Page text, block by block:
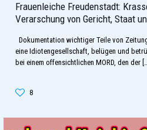
Frauenleiche Freudenstadt:
Verarschung von Gericht, Staat
Dokumentation wichtiger Teile von
eine Idiotengesellschaft, belügen und
bei einem offensichtlichen MORD, den der
8